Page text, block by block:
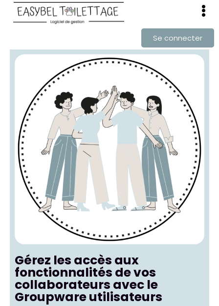
Se connecter
Gérez les accès aux
fonctionnalités de vos
collaborateurs avec le
Groupware utilisateurs